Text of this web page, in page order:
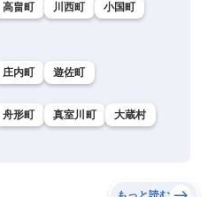
高畠町 川西町
小国町
庄内町 遊佐町
舟形町 真室川町
大蔵村